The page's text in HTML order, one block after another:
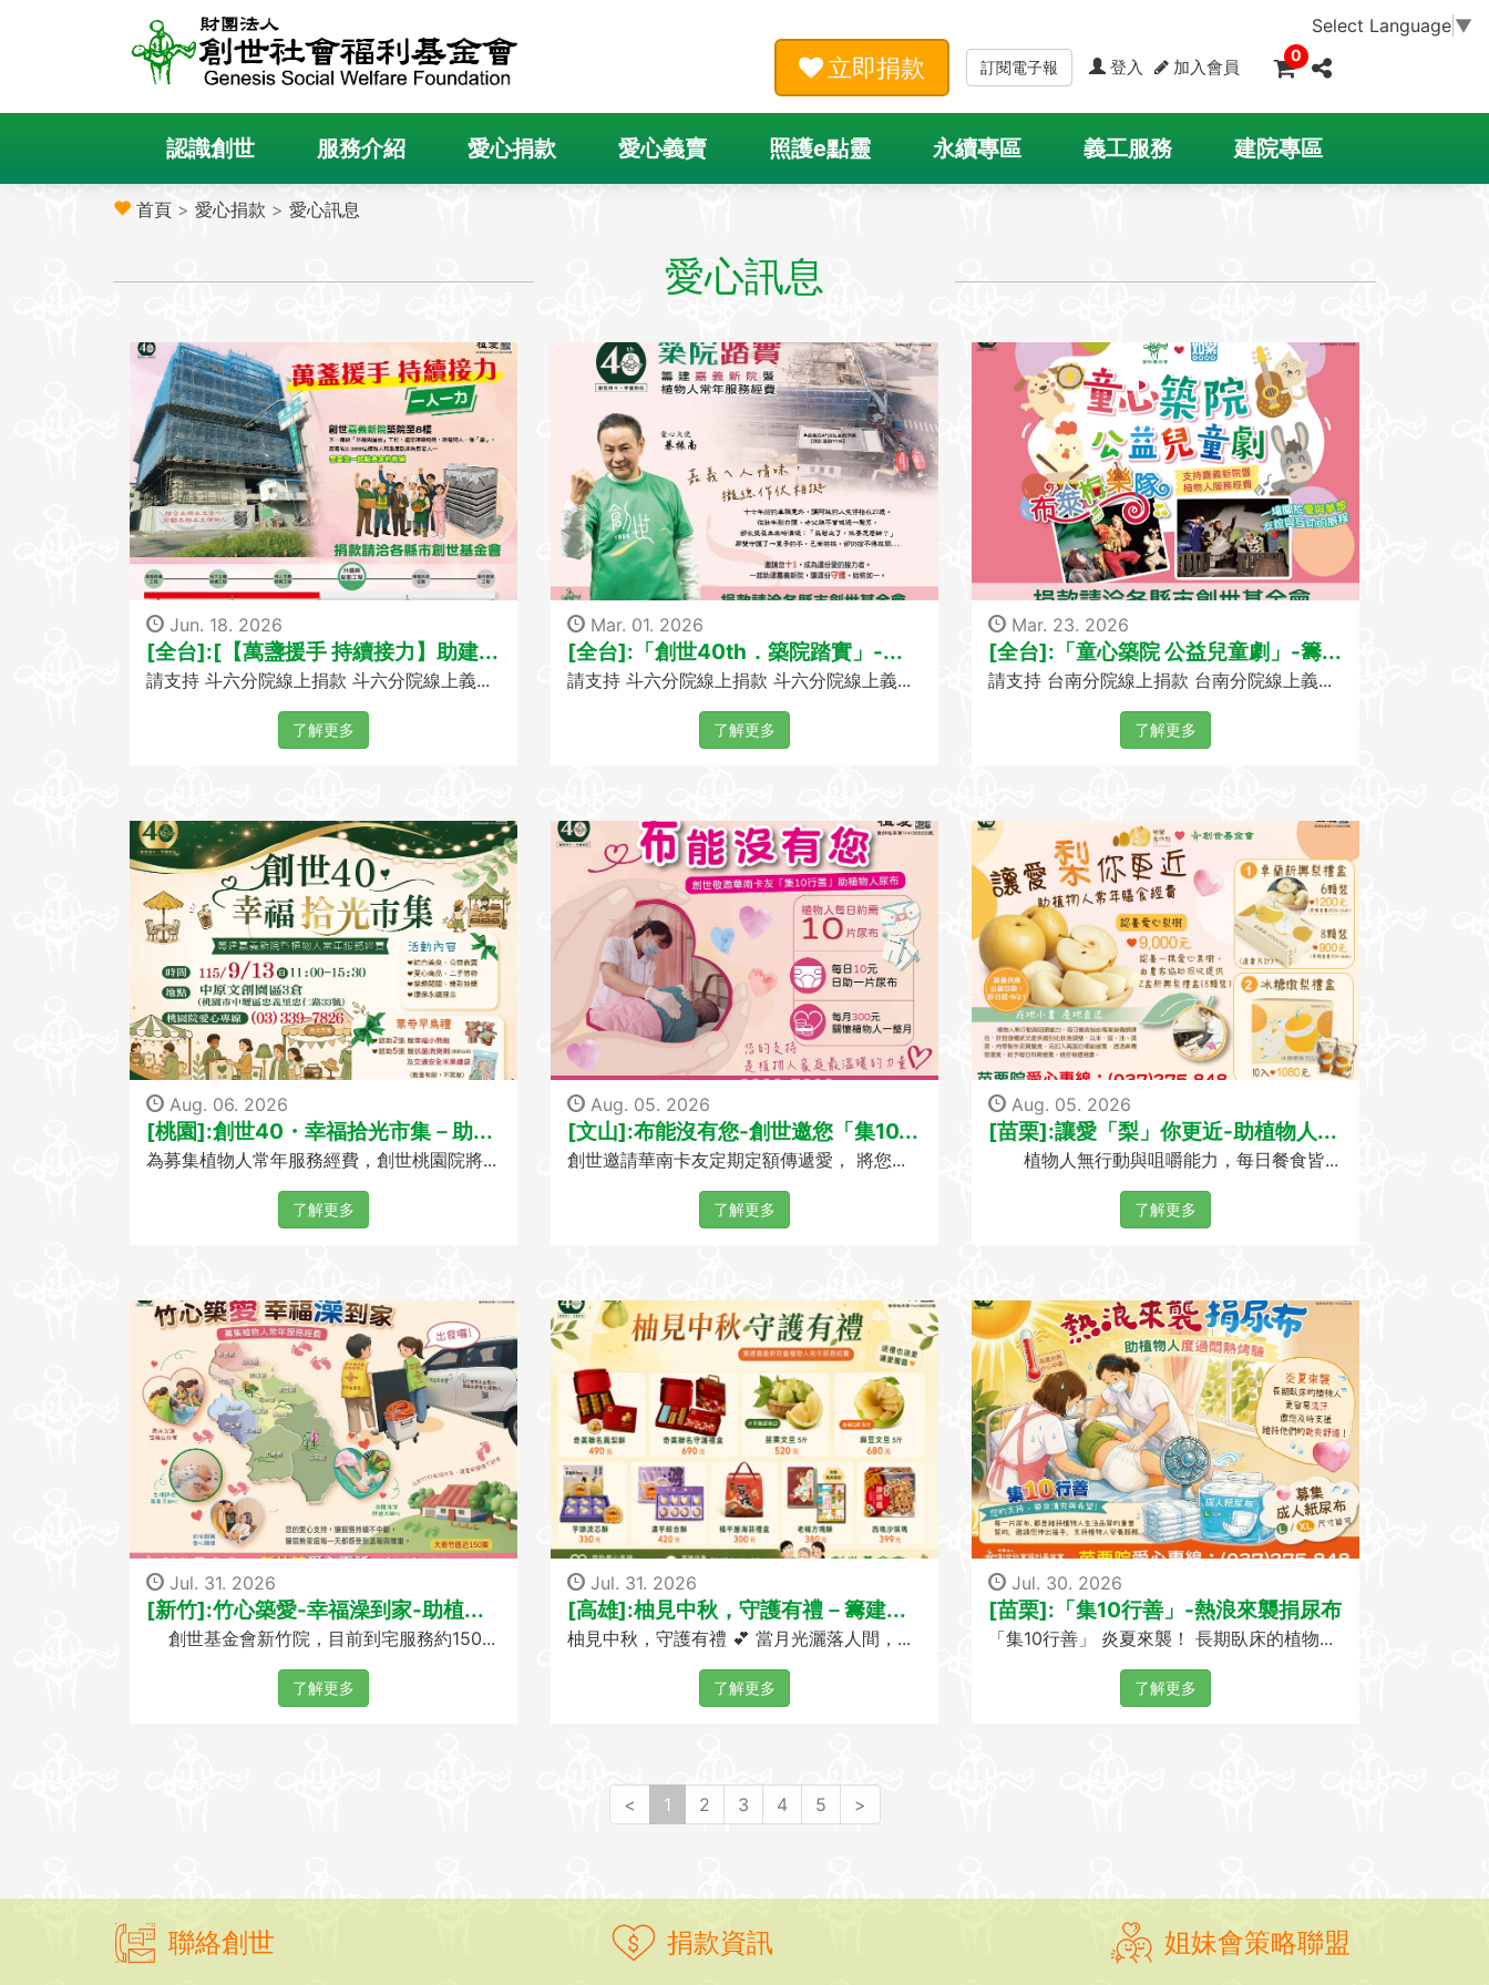
Select Language ▼
立即捐款 訂閱電子報 登入 加入會員
0
認識創世 服務介紹 愛心捐款 愛心義賣 照護e點靈 永續專區 義工服務 建院專區
首頁 > 愛心捐款 > 愛心訊息
愛心訊息
Jun. 18. 2026
[全台]:[【萬盞援手 持續接力】助建...
請支持 斗六分院線上捐款 斗六分院線上義...
了解更多
Mar. 01. 2026
[全台]:「創世40th．築院踏實」-...
請支持 斗六分院線上捐款 斗六分院線上義...
了解更多
Mar. 23. 2026
[全台]:「童心築院 公益兒童劇」-籌...
請支持 台南分院線上捐款 台南分院線上義...
了解更多
Aug. 06. 2026
[桃園]:創世40・幸福拾光市集－助...
為募集植物人常年服務經費，創世桃園院將...
了解更多
Aug. 05. 2026
[文山]:布能沒有您-創世邀您「集10...
創世邀請華南卡友定期定額傳遞愛， 將您...
了解更多
Aug. 05. 2026
[苗栗]:讓愛「梨」你更近-助植物人...
植物人無行動與咀嚼能力，每日餐食皆...
了解更多
Jul. 31. 2026
[新竹]:竹心築愛-幸福澡到家-助植...
創世基金會新竹院，目前到宅服務約150...
了解更多
Jul. 31. 2026
[高雄]:柚見中秋，守護有禮－籌建...
柚見中秋，守護有禮 💕 當月光灑落人間，...
了解更多
Jul. 30. 2026
[苗栗]:「集10行善」-熱浪來襲捐尿布
「集10行善」 炎夏來襲！ 長期臥床的植物...
了解更多
< 1
c
r
e
n
2 3 4 5 >
聯絡創世 捐款資訊 姐妹會策略聯盟